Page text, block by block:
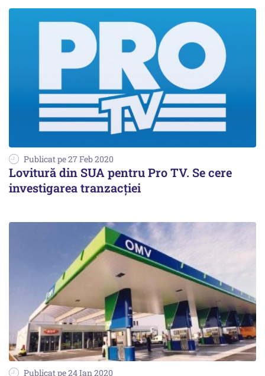
Publicat pe 27 Feb 2020
Lovitură din SUA pentru Pro TV. Se cere
investigarea tranzacției
Publicat pe 24 Ian 2020